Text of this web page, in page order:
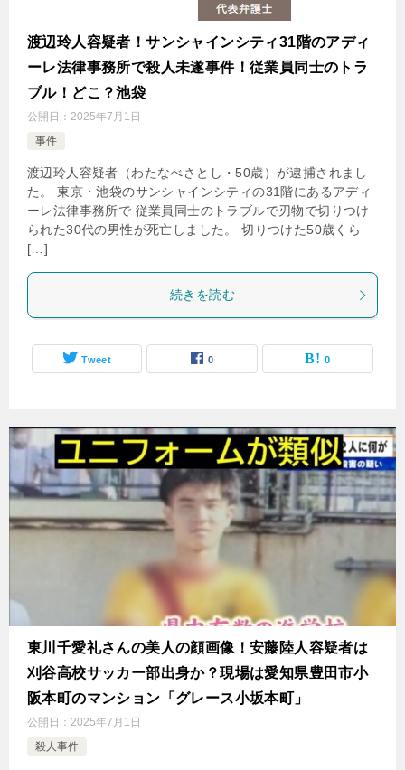
渡辺玲人容疑者！サンシャインシティ31階のアディ
ーレ法律事務所で殺人未遂事件！従業員同士のトラ
ブル！どこ？池袋
公開日： 2025年7月1日
事件
渡辺玲人容疑者（わたなべさとし・50歳）が逮捕されまし
た。 東京・池袋のサンシャインシティの31階にあるアディ
ーレ法律事務所で 従業員同士のトラブルで刃物で切りつけ
られた30代の男性が死亡しました。 切りつけた50歳くら
[…]
続きを読む
Tweet 0 0
東川千愛礼さんの美人の顔画像！安藤陸人容疑者は
刈谷高校サッカー部出身か？現場は愛知県豊田市小
阪本町のマンション「グレース小坂本町」
公開日： 2025年7月1日
殺人事件